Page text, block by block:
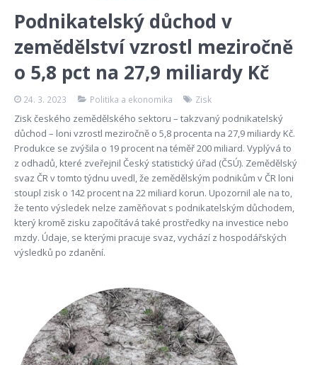
Podnikatelský důchod v
zemědělství vzrostl meziročně
o 5,8 pct na 27,9 miliardy Kč
24. 3. 2023 Politika a ekonomika Zisk
Zisk českého zemědělského sektoru – takzvaný podnikatelský
důchod – loni vzrostl meziročně o 5,8 procenta na 27,9 miliardy Kč.
Produkce se zvýšila o 19 procent na téměř 200 miliard. Vyplývá to
z odhadů, které zveřejnil Český statistický úřad (ČSÚ). Zemědělský
svaz ČR v tomto týdnu uvedl, že zemědělským podnikům v ČR loni
stoupl zisk o 142 procent na 22 miliard korun. Upozornil ale na to,
že tento výsledek nelze zaměňovat s podnikatelským důchodem,
který kromě zisku započítává také prostředky na investice nebo
mzdy. Údaje, se kterými pracuje svaz, vychází z hospodářských
výsledků po zdanění.